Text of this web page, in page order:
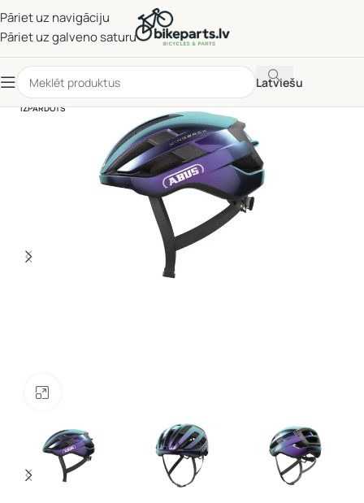
Pāriet uz navigāciju
Pāriet uz galveno saturu
Latviešu
IZPĀRDOTS